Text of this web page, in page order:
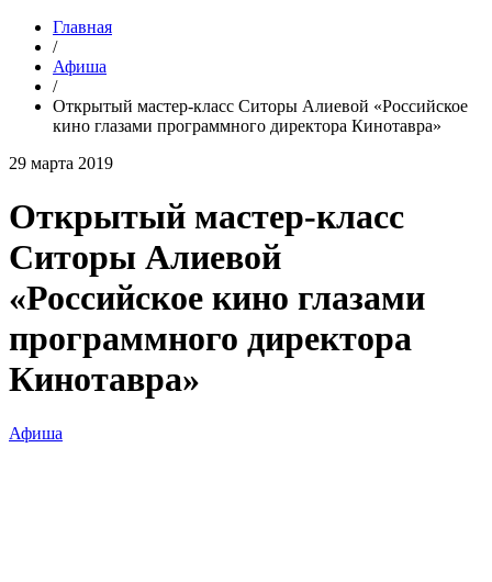
Главная
/
Афиша
/
Открытый мастер-класс Ситоры Алиевой «Российское
кино глазами программного директора Кинотавра»
29 марта 2019
Открытый мастер-класс
Ситоры Алиевой
«Российское кино глазами
программного директора
Кинотавра»
Афиша